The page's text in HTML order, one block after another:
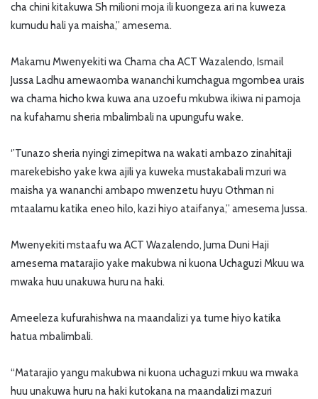
cha chini kitakuwa Sh milioni moja ili kuongeza ari na kuweza
kumudu hali ya maisha,’’ amesema.
Makamu Mwenyekiti wa Chama cha ACT Wazalendo, Ismail
Jussa Ladhu amewaomba wananchi kumchagua mgombea urais
wa chama hicho kwa kuwa ana uzoefu mkubwa ikiwa ni pamoja
na kufahamu sheria mbalimbali na upungufu wake.
‘’Tunazo sheria nyingi zimepitwa na wakati ambazo zinahitaji
marekebisho yake kwa ajili ya kuweka mustakabali mzuri wa
maisha ya wananchi ambapo mwenzetu huyu Othman ni
mtaalamu katika eneo hilo, kazi hiyo ataifanya,’’ amesema Jussa.
Mwenyekiti mstaafu wa ACT Wazalendo, Juma Duni Haji
amesema matarajio yake makubwa ni kuona Uchaguzi Mkuu wa
mwaka huu unakuwa huru na haki.
Ameeleza kufurahishwa na maandalizi ya tume hiyo katika
hatua mbalimbali.
“Matarajio yangu makubwa ni kuona uchaguzi mkuu wa mwaka
huu unakuwa huru na haki kutokana na maandalizi mazuri